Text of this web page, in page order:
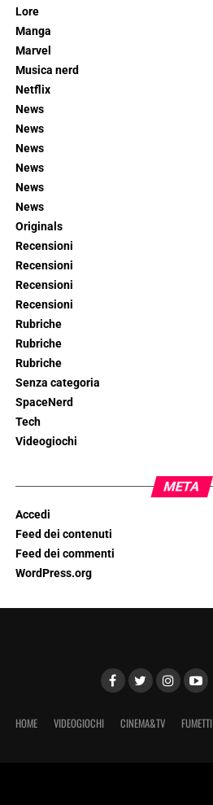
Lore
Manga
Marvel
Musica nerd
Netflix
News
News
News
News
News
News
Originals
Recensioni
Recensioni
Recensioni
Recensioni
Rubriche
Rubriche
Rubriche
Senza categoria
SpaceNerd
Tech
Videogiochi
META
Accedi
Feed dei contenuti
Feed dei commenti
WordPress.org
HOME VIDEOGIOCHI CINEMA&TV FUMETTI